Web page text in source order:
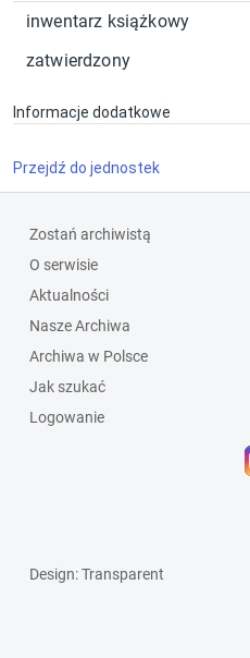
inwentarz książkowy
zatwierdzony
Informacje dodatkowe
Przejdź do jednostek
Zostań archiwistą
O serwisie
Aktualności
Nasze Archiwa
Archiwa w Polsce
Jak szukać
Logowanie
Design: Transparent